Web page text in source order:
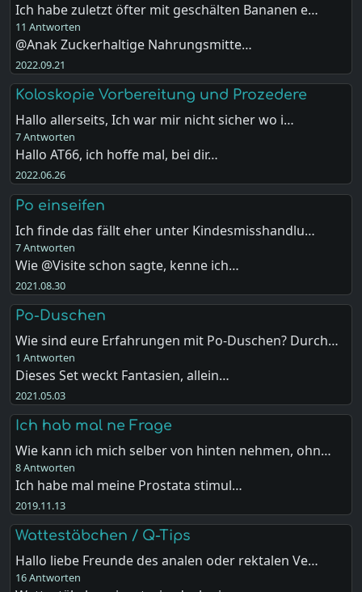
Ich habe zuletzt öfter mit geschälten Bananen e…
11 Antworten
@Anak Zuckerhaltige Nahrungsmitte…
2022.09.21
Koloskopie Vorbereitung und Prozedere
Hallo allerseits, Ich war mir nicht sicher wo i…
7 Antworten
Hallo AT66, ich hoffe mal, bei dir…
2022.06.26
Po einseifen
Ich finde das fällt eher unter Kindesmisshandlu…
7 Antworten
Wie @Visite schon sagte, kenne ich…
2021.08.30
Po-Duschen
Wie sind eure Erfahrungen mit Po-Duschen? Durch…
1 Antworten
Dieses Set weckt Fantasien, allein…
2021.05.03
Ich hab mal ne Frage
Wie kann ich mich selber von hinten nehmen, ohn…
8 Antworten
Ich habe mal meine Prostata stimul…
2019.11.13
Wattestäbchen / Q-Tips
Hallo liebe Freunde des analen oder rektalen Ve…
16 Antworten